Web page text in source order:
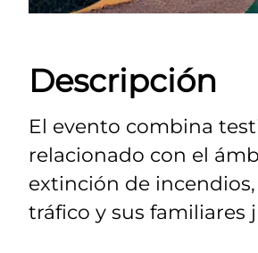
Descripción
El evento combina
relacionado con el
extinción de
tráfico y sus familiares